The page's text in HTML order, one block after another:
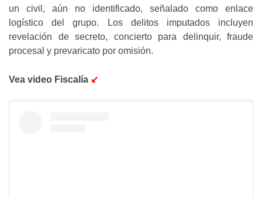
un civil, aún no identificado, señalado como enlace
logístico del grupo. Los delitos imputados incluyen
revelación de secreto, concierto para delinquir, fraude
procesal y prevaricato por omisión.
Vea video Fiscalía ↙️